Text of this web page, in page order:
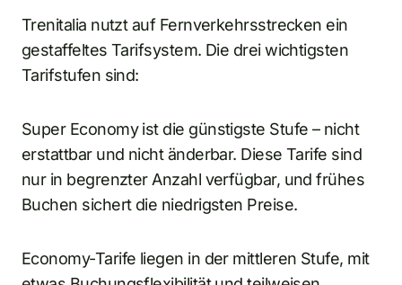
Trenitalia nutzt auf Fernverkehrsstrecken ein
gestaffeltes Tarifsystem. Die drei wichtigsten
Tarifstufen sind:
Super Economy ist die günstigste Stufe – nicht
erstattbar und nicht änderbar. Diese Tarife sind
nur in begrenzter Anzahl verfügbar, und frühes
Buchen sichert die niedrigsten Preise.
Economy-Tarife liegen in der mittleren Stufe, mit